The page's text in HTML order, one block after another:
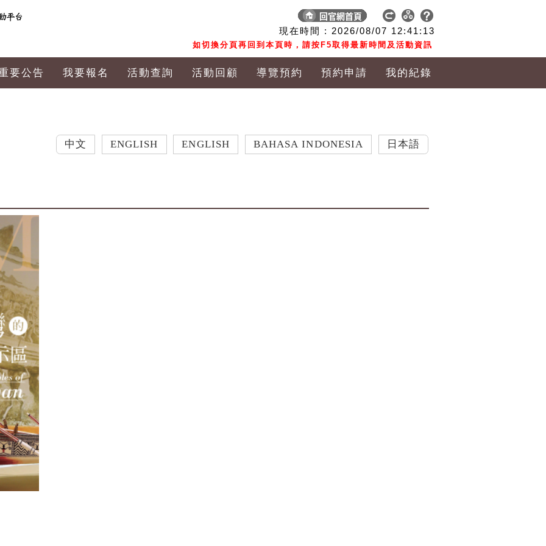
現在時間 : 2026/08/07 12:41:14
如切換分頁再回到本頁時，請按F5取得最新時間及活動資訊
要公告 我要報名 活動查詢 活動回顧 導覽預約 預約申請 我的紀錄
中文 ENGLISH ENGLISH BAHASA INDONESIA 日本語